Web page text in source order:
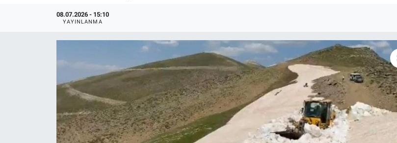
08.07.2026 - 15:10
YAYINLANMA